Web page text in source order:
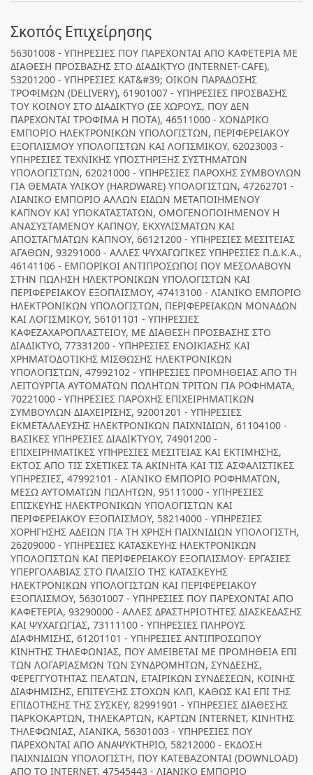
Σκοπός Επιχείρησης
56301008 - ΥΠΗΡΕΣΙΕΣ ΠΟΥ ΠΑΡΕΧΟΝΤΑΙ ΑΠΟ ΚΑΦΕΤΕΡΙΑ ΜΕ
ΔΙΑΘΕΣΗ ΠΡΟΣΒΑΣΗΣ ΣΤΟ ΔΙΑΔΙΚΤΥΟ (INTERNET-CAFE),
53201200 - ΥΠΗΡΕΣΙΕΣ ΚΑΤ&#39; ΟΙΚΟΝ ΠΑΡΑΔΟΣΗΣ
ΤΡΟΦΙΜΩΝ (DELIVERY), 61901007 - ΥΠΗΡΕΣΙΕΣ ΠΡΟΣΒΑΣΗΣ
ΤΟΥ ΚΟΙΝΟΥ ΣΤΟ ΔΙΑΔΙΚΤΥΟ (ΣΕ ΧΩΡΟΥΣ, ΠΟΥ ΔΕΝ
ΠΑΡΕΧΟΝΤΑΙ ΤΡΟΦΙΜΑ Η ΠΟΤΑ), 46511000 - ΧΟΝΔΡΙΚΟ
ΕΜΠΟΡΙΟ ΗΛΕΚΤΡΟΝΙΚΩΝ ΥΠΟΛΟΓΙΣΤΩΝ, ΠΕΡΙΦΕΡΕΙΑΚΟΥ
ΕΞΟΠΛΙΣΜΟΥ ΥΠΟΛΟΓΙΣΤΩΝ ΚΑΙ ΛΟΓΙΣΜΙΚΟΥ, 62023003 -
ΥΠΗΡΕΣΙΕΣ ΤΕΧΝΙΚΗΣ ΥΠΟΣΤΗΡΙΞΗΣ ΣΥΣΤΗΜΑΤΩΝ
ΥΠΟΛΟΓΙΣΤΩΝ, 62021000 - ΥΠΗΡΕΣΙΕΣ ΠΑΡΟΧΗΣ ΣΥΜΒΟΥΛΩΝ
ΓΙΑ ΘΕΜΑΤΑ ΥΛΙΚΟΥ (HARDWARE) ΥΠΟΛΟΓΙΣΤΩΝ, 47262701 -
ΛΙΑΝΙΚΟ ΕΜΠΟΡΙΟ ΑΛΛΩΝ ΕΙΔΩΝ ΜΕΤΑΠΟΙΗΜΕΝΟΥ
ΚΑΠΝΟΥ ΚΑΙ ΥΠΟΚΑΤΑΣΤΑΤΩΝ, ΟΜΟΓΕΝΟΠΟΙΗΜΕΝΟΥ Η
ΑΝΑΣΥΣΤΑΜΕΝΟΥ ΚΑΠΝΟΥ, ΕΚΧΥΛΙΣΜΑΤΩΝ ΚΑΙ
ΑΠΟΣΤΑΓΜΑΤΩΝ ΚΑΠΝΟΥ, 66121200 - ΥΠΗΡΕΣΙΕΣ ΜΕΣΙΤΕΙΑΣ
ΑΓΑΘΩΝ, 93291000 - ΑΛΛΕΣ ΨΥΧΑΓΩΓΙΚΕΣ ΥΠΗΡΕΣΙΕΣ Π.Δ.Κ.Α.,
46141106 - ΕΜΠΟΡΙΚΟΙ ΑΝΤΙΠΡΟΣΩΠΟΙ ΠΟΥ ΜΕΣΟΛΑΒΟΥΝ
ΣΤΗΝ ΠΩΛΗΣΗ ΗΛΕΚΤΡΟΝΙΚΩΝ ΥΠΟΛΟΓΙΣΤΩΝ ΚΑΙ
ΠΕΡΙΦΕΡΕΙΑΚΟΥ ΕΞΟΠΛΙΣΜΟΥ, 47413100 - ΛΙΑΝΙΚΟ ΕΜΠΟΡΙΟ
ΗΛΕΚΤΡΟΝΙΚΩΝ ΥΠΟΛΟΓΙΣΤΩΝ, ΠΕΡΙΦΕΡΕΙΑΚΩΝ ΜΟΝΑΔΩΝ
ΚΑΙ ΛΟΓΙΣΜΙΚΟΥ, 56101101 - ΥΠΗΡΕΣΙΕΣ
ΚΑΦΕΖΑΧΑΡΟΠΛΑΣΤΕΙΟΥ, ΜΕ ΔΙΑΘΕΣΗ ΠΡΟΣΒΑΣΗΣ ΣΤΟ
ΔΙΑΔΙΚΤΥΟ, 77331200 - ΥΠΗΡΕΣΙΕΣ ΕΝΟΙΚΙΑΣΗΣ ΚΑΙ
ΧΡΗΜΑΤΟΔΟΤΙΚΗΣ ΜΙΣΘΩΣΗΣ ΗΛΕΚΤΡΟΝΙΚΩΝ
ΥΠΟΛΟΓΙΣΤΩΝ, 47992102 - ΥΠΗΡΕΣΙΕΣ ΠΡΟΜΗΘΕΙΑΣ ΑΠΟ ΤΗ
ΛΕΙΤΟΥΡΓΙΑ ΑΥΤΟΜΑΤΩΝ ΠΩΛΗΤΩΝ ΤΡΙΤΩΝ ΓΙΑ ΡΟΦΗΜΑΤΑ,
70221000 - ΥΠΗΡΕΣΙΕΣ ΠΑΡΟΧΗΣ ΕΠΙΧΕΙΡΗΜΑΤΙΚΩΝ
ΣΥΜΒΟΥΛΩΝ ΔΙΑΧΕΙΡΙΣΗΣ, 92001201 - ΥΠΗΡΕΣΙΕΣ
ΕΚΜΕΤΑΛΛΕΥΣΗΣ ΗΛΕΚΤΡΟΝΙΚΩΝ ΠΑΙΧΝΙΔΙΩΝ, 61104100 -
ΒΑΣΙΚΕΣ ΥΠΗΡΕΣΙΕΣ ΔΙΑΔΙΚΤΥΟΥ, 74901200 -
ΕΠΙΧΕΙΡΗΜΑΤΙΚΕΣ ΥΠΗΡΕΣΙΕΣ ΜΕΣΙΤΕΙΑΣ ΚΑΙ ΕΚΤΙΜΗΣΗΣ,
ΕΚΤΟΣ ΑΠΟ ΤΙΣ ΣΧΕΤΙΚΕΣ ΤΑ ΑΚΙΝΗΤΑ ΚΑΙ ΤΙΣ ΑΣΦΑΛΙΣΤΙΚΕΣ
ΥΠΗΡΕΣΙΕΣ, 47992101 - ΛΙΑΝΙΚΟ ΕΜΠΟΡΙΟ ΡΟΦΗΜΑΤΩΝ,
ΜΕΣΩ ΑΥΤΟΜΑΤΩΝ ΠΩΛΗΤΩΝ, 95111000 - ΥΠΗΡΕΣΙΕΣ
ΕΠΙΣΚΕΥΗΣ ΗΛΕΚΤΡΟΝΙΚΩΝ ΥΠΟΛΟΓΙΣΤΩΝ ΚΑΙ
ΠΕΡΙΦΕΡΕΙΑΚΟΥ ΕΞΟΠΛΙΣΜΟΥ, 58214000 - ΥΠΗΡΕΣΙΕΣ
ΧΟΡΗΓΗΣΗΣ ΑΔΕΙΩΝ ΓΙΑ ΤΗ ΧΡΗΣΗ ΠΑΙΧΝΙΔΙΩΝ ΥΠΟΛΟΓΙΣΤΗ,
26209000 - ΥΠΗΡΕΣΙΕΣ ΚΑΤΑΣΚΕΥΗΣ ΗΛΕΚΤΡΟΝΙΚΩΝ
ΥΠΟΛΟΓΙΣΤΩΝ ΚΑΙ ΠΕΡΙΦΕΡΕΙΑΚΟΥ ΕΞΟΠΛΙΣΜΟΥ· ΕΡΓΑΣΙΕΣ
ΥΠΕΡΓΟΛΑΒΙΑΣ ΣΤΟ ΠΛΑΙΣΙΟ ΤΗΣ ΚΑΤΑΣΚΕΥΗΣ
ΗΛΕΚΤΡΟΝΙΚΩΝ ΥΠΟΛΟΓΙΣΤΩΝ ΚΑΙ ΠΕΡΙΦΕΡΕΙΑΚΟΥ
ΕΞΟΠΛΙΣΜΟΥ, 56301007 - ΥΠΗΡΕΣΙΕΣ ΠΟΥ ΠΑΡΕΧΟΝΤΑΙ ΑΠΟ
ΚΑΦΕΤΕΡΙΑ, 93290000 - ΑΛΛΕΣ ΔΡΑΣΤΗΡΙΟΤΗΤΕΣ ΔΙΑΣΚΕΔΑΣΗΣ
ΚΑΙ ΨΥΧΑΓΩΓΙΑΣ, 73111100 - ΥΠΗΡΕΣΙΕΣ ΠΛΗΡΟΥΣ
ΔΙΑΦΗΜΙΣΗΣ, 61201101 - ΥΠΗΡΕΣΙΕΣ ΑΝΤΙΠΡΟΣΩΠΟΥ
ΚΙΝΗΤΗΣ ΤΗΛΕΦΩΝΙΑΣ, ΠΟΥ ΑΜΕΙΒΕΤΑΙ ΜΕ ΠΡΟΜΗΘΕΙΑ ΕΠΙ
ΤΩΝ ΛΟΓΑΡΙΑΣΜΩΝ ΤΩΝ ΣΥΝΔΡΟΜΗΤΩΝ, ΣΥΝΔΕΣΗΣ,
ΦΕΡΕΓΓΥΟΤΗΤΑΣ ΠΕΛΑΤΩΝ, ΕΤΑΙΡΙΚΩΝ ΣΥΝΔΕΣΕΩΝ, ΚΟΙΝΗΣ
ΔΙΑΦΗΜΙΣΗΣ, ΕΠΙΤΕΥΞΗΣ ΣΤΟΧΩΝ ΚΛΠ, ΚΑΘΩΣ ΚΑΙ ΕΠΙ ΤΗΣ
ΕΠΙΔΟΤΗΣΗΣ ΤΗΣ ΣΥΣΚΕΥ, 82991901 - ΥΠΗΡΕΣΙΕΣ ΔΙΑΘΕΣΗΣ
ΠΑΡΚΟΚΑΡΤΩΝ, ΤΗΛΕΚΑΡΤΩΝ, ΚΑΡΤΩΝ INTERNET, ΚΙΝΗΤΗΣ
ΤΗΛΕΦΩΝΙΑΣ, ΛΙΑΝΙΚΑ, 56301003 - ΥΠΗΡΕΣΙΕΣ ΠΟΥ
ΠΑΡΕΧΟΝΤΑΙ ΑΠΟ ΑΝΑΨΥΚΤΗΡΙΟ, 58212000 - ΕΚΔΟΣΗ
ΠΑΙΧΝΙΔΙΩΝ ΥΠΟΛΟΓΙΣΤΗ, ΠΟΥ ΚΑΤΕΒΑΖΟΝΤΑΙ (DOWNLOAD)
ΑΠΟ ΤΟ INTERNET, 47545443 - ΛΙΑΝΙΚΟ ΕΜΠΟΡΙΟ